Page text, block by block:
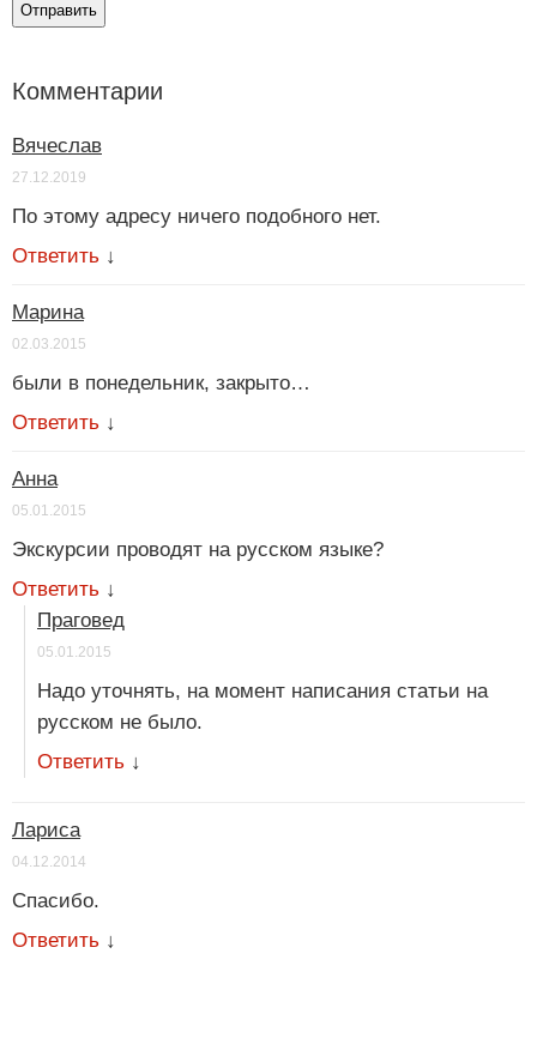
Комментарии
Вячеслав
27.12.2019
По этому адресу ничего подобного нет.
Ответить ↓
Марина
02.03.2015
были в понедельник, закрыто…
Ответить ↓
Анна
05.01.2015
Экскурсии проводят на русском языке?
Ответить ↓
Праговед
05.01.2015
Надо уточнять, на момент написания статьи на
русском не было.
Ответить ↓
Лариса
04.12.2014
Спасибо.
Ответить ↓